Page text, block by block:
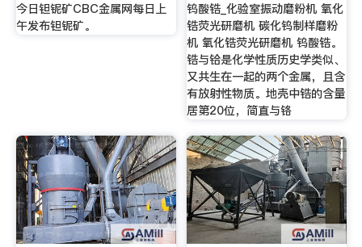
今日钽铌矿CBC金属网每日上
午发布钽铌矿。
钨酸锆_化验室振动磨粉机 氧化
锆荧光研磨机 碳化钨制样磨粉
机 氧化锆荧光研磨机 钨酸锆。
锆与铪是化学性质历史学类似、
又共生在一起的两个金属，且含
有放射性物质。地壳中锆的含量
居第20位，简直与铬